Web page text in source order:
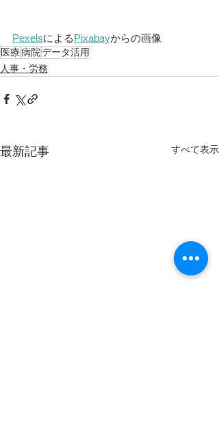
PexelsによるPixabayからの画像
医療病院データ活用
人事・労務
最新記事 すべて表示